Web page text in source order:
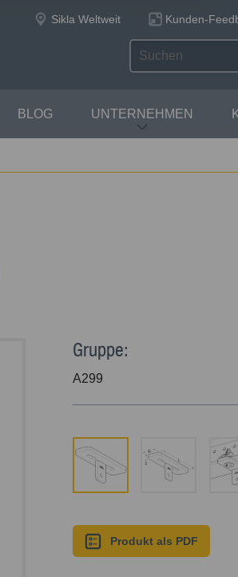
Sikla Weltweit Kunden-
BLOG UNTERNEHMEN
Gruppe:
A299
Produkt als PDF